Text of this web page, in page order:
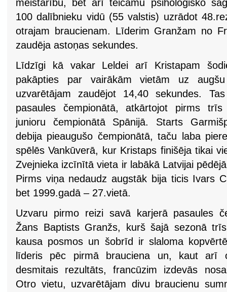
meistarību, bet arī teicamu psiholoģisko
100 dalībnieku vidū (55 valstis) uzrādot
otrajam braucienam. Līderim Granžam no
zaudēja astoņas sekundes.
Līdzīgi kā vakar Leldei arī Kristapam
pakāpties par vairākām vietām uz
uzvarētājam zaudējot 14,40 sekundes.
pasaules čempionātā, atkārtojot pirms
junioru čempionātā Spānijā. Starts
debija pieaugušo čempionātā, taču laba
spēlēs Vankūverā, kur Kristaps finišēja tikai
Zvejnieka izcīnītā vieta ir labākā Latvijai
Pirms viņa nedaudz augstāk bija ticis Ivars
bet 1999.gadā – 27.vietā.
Uzvaru pirmo reizi savā karjerā pasaules
Žans Baptists Granžs, kurš šajā sezonā
kausa posmos un šobrīd ir slaloma
līderis pēc pirmā brauciena un, kaut arī
desmitais rezultāts, francūzim izdevās
Otro vietu, uzvarētājam divu braucienu